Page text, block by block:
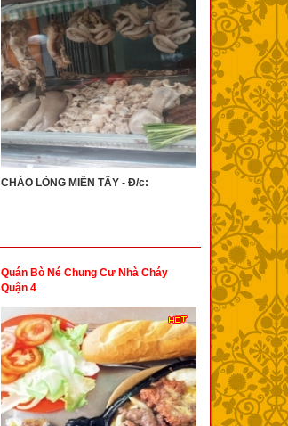
CHÁO LÒNG MIỀN TÂY - Đ/c:
Quán Bò Né Chung Cư Nhà Cháy
Quận 4